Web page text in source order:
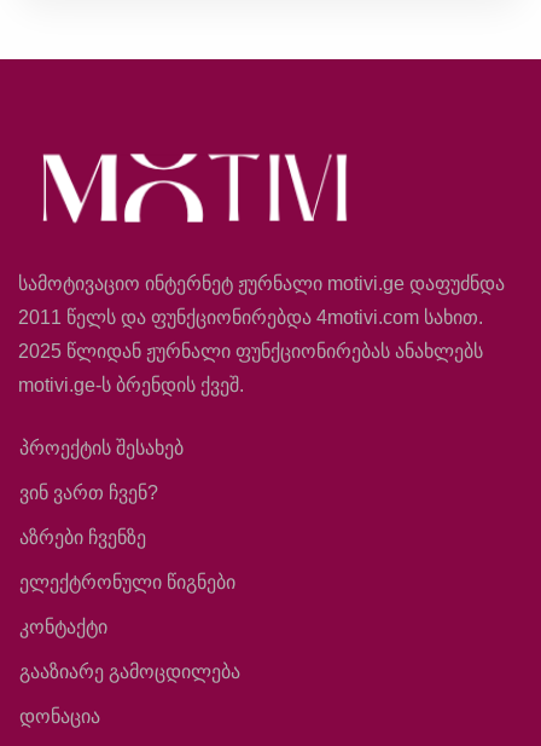
სამოტივაციო ინტერნეტ ჟურნალი motivi.ge დაფუძნდა
2011 წელს და ფუნქციონირებდა 4motivi.com სახით.
2025 წლიდან ჟურნალი ფუნქციონირებას ანახლებს
motivi.ge-ს ბრენდის ქვეშ.
პროექტის შესახებ
ვინ ვართ ჩვენ?
აზრები ჩვენზე
ელექტრონული წიგნები
კონტაქტი
გააზიარე გამოცდილება
დონაცია